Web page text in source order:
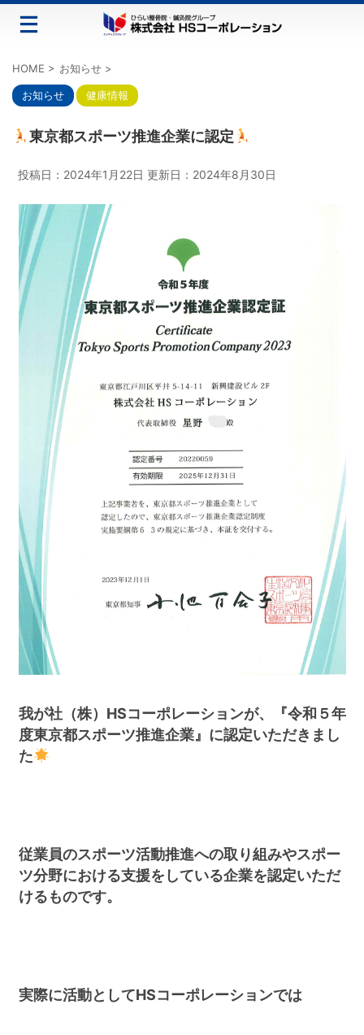
HOME > お知らせ >
お知らせ 健康情報
東京都スポーツ推進企業に認定
投稿日：2024年1月22日 更新日： 2024年8月30日
我が社（株）HSコーポレーションが、『令和５年
度東京都スポーツ推進企業』に認定いただきまし
た
従業員のスポーツ活動推進への取り組みやスポー
ツ分野における支援をしている企業を認定いただ
けるものです。
実際に活動としてHSコーポレーションでは